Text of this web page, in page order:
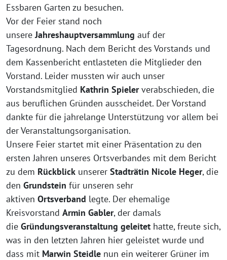
Essbaren Garten zu besuchen.
Vor der Feier stand noch
unsereJahreshauptversammlung auf der
Tagesordnung. Nach dem Bericht des Vorstands und
dem Kassenbericht entlasteten die Mitglieder den
Vorstand. Leider mussten wir auch unser
Vorstandsmitglied Kathrin Spielerverabschieden, die
aus beruflichen Gründen ausscheidet. Der Vorstand
dankte für die jahrelange Unterstützung vor allem bei
der Veranstaltungsorganisation.
Unsere Feier startet mit einer Präsentation zu den
ersten Jahren unseres Ortsverbandes mit dem Bericht
zu dem Rückblick unserer Stadträtin Nicole Heger, die
den Grundstein für unseren sehr
aktiven Ortsverband legte. Der ehemalige
Kreisvorstand Armin Gabler, der damals
die Gründungsveranstaltung geleitet hatte, freute sich,
was in den letzten Jahren hier geleistet wurde und
dass mit Marwin Steidle nun ein weiterer Grüner im